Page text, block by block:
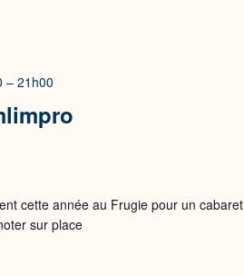
– 21h00
cette année au Frugie pour un cabaret
sur place